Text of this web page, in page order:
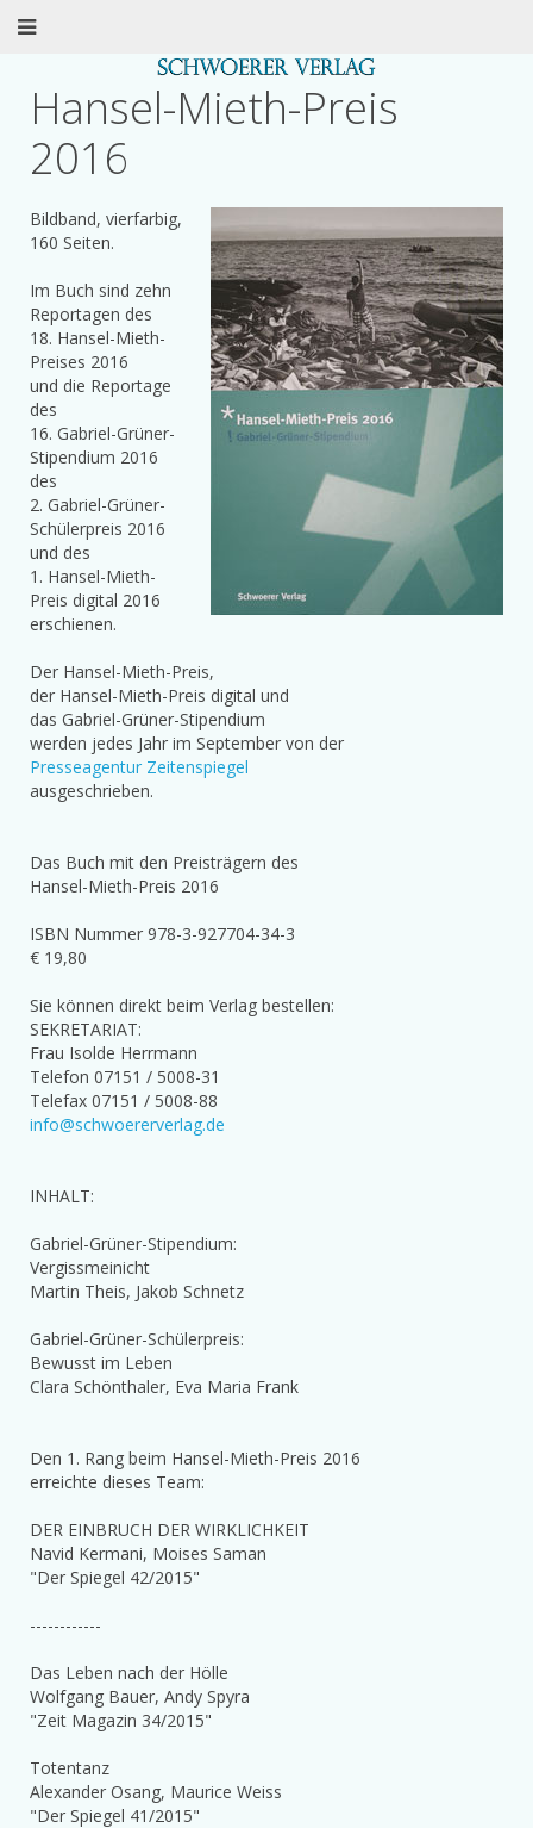
Hansel-Mieth-Preis
2016
Bildband, vierfarbig,
160 Seiten.
Im Buch sind zehn
Reportagen des
18. Hansel-Mieth-
Preises 2016
und die Reportage
des
16. Gabriel-Grüner-
Stipendium 2016
des
2. Gabriel-Grüner-
Schülerpreis 2016
und des
1. Hansel-Mieth-
Preis digital 2016
erschienen.
Der Hansel-Mieth-Preis,
der Hansel-Mieth-Preis digital und
das Gabriel-Grüner-Stipendium
werden jedes Jahr im September von der
Presseagentur Zeitenspiegel
ausgeschrieben.
Das Buch mit den Preisträgern des
Hansel-Mieth-Preis 2016
ISBN Nummer 978-3-927704-34-3
€ 19,80
Sie können direkt beim Verlag bestellen:
SEKRETARIAT:
Frau Isolde Herrmann
Telefon 07151 / 5008-31
Telefax 07151 / 5008-88
info@schwoererverlag.de
INHALT:
Gabriel-Grüner-Stipendium:
Vergissmeinicht
Martin Theis, Jakob Schnetz
Gabriel-Grüner-Schülerpreis:
Bewusst im Leben
Clara Schönthaler, Eva Maria Frank
Den 1. Rang beim Hansel-Mieth-Preis 2016
erreichte dieses Team:
DER EINBRUCH DER WIRKLICHKEIT
Navid Kermani, Moises Saman
"Der Spiegel 42/2015"
------------
Das Leben nach der Hölle
Wolfgang Bauer, Andy Spyra
"Zeit Magazin 34/2015"
Totentanz
Alexander Osang, Maurice Weiss
"Der Spiegel 41/2015"